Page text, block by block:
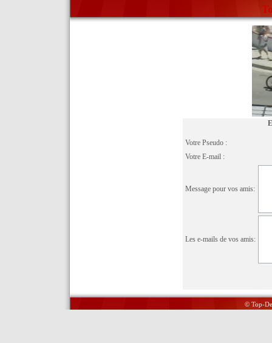
Votre Pseudo :
Votre E-mail :
Message pour vos amis:
Les e-mails de vos amis:
© Top-